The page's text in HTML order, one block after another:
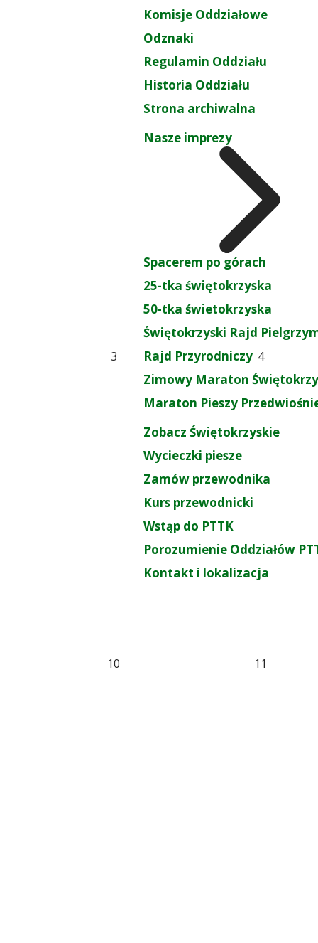
Komisje Oddziałowe
Odznaki
Regulamin Oddziału
Historia Oddziału
Strona archiwalna
Nasze imprezy
Spacerem po górach
25-tka świętokrzyska
50-tka świetokrzyska
Świętokrzyski Rajd
Rajd Przyrodniczy
Zimowy Maraton
Maraton Pieszy
Zobacz Świętokrzyskie
Wycieczki piesze
Zamów przewodnika
Kurs przewodnicki
Wstąp do PTTK
Porozumienie Oddziałów
Kontakt i lokalizacja
3 4
10 11